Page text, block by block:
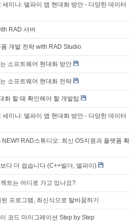
미나: 델파이 앱 현대화 방안 - 다양한 데이터
RAD 서버
개발 전략 with RAD Studio
소프트웨어 현대화 방안
소프트웨어 현대화 전략
화 할 때 확인해야 할 개발팁
미나: 델파이 앱 현대화 방안 - 다양한 데이터
RAD스튜디오: 최신 OS지원과 플랫폼 확
다 더 쉽습니다 (C++빌더, 델파이)
트는 어디로 가고 있나요?
프로그램, 최신식으로 탈바꿈하기
코드 마이그레이션 Step by Step